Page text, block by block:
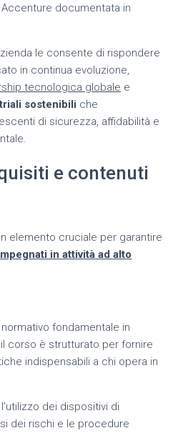
documentata in
le consente di rispondere
in continua evoluzione,
tecnologica globale e
sostenibili che
di sicurezza, affidabilità e
e contenuti
elemento cruciale per garantire
in attività ad alto
fondamentale in
corso è strutturato per fornire
indispensabili a chi opera in
dei dispositivi di
dei rischi e le procedure